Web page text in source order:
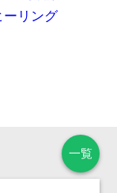
ーリング
一覧